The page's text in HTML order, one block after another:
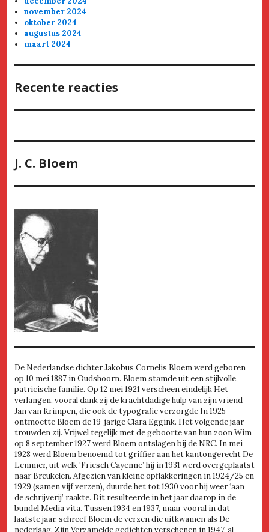
november 2024
oktober 2024
augustus 2024
maart 2024
Recente reacties
J. C. Bloem
De Nederlandse dichter Jakobus Cornelis Bloem werd geboren
op 10 mei 1887 in Oudshoorn. Bloem stamde uit een stijlvolle,
patricische familie. Op 12 mei 1921 verscheen eindelijk Het
verlangen, vooral dank zij de krachtdadige hulp van zijn vriend
Jan van Krimpen, die ook de typografie verzorgde In 1925
ontmoette Bloem de 19-jarige Clara Eggink. Het volgende jaar
trouwden zij. Vrijwel tegelijk met de geboorte van hun zoon Wim
op 8 september 1927 werd Bloem ontslagen bij de NRC. In mei
1928 werd Bloem benoemd tot griffier aan het kantongerecht De
Lemmer, uit welk ‘Friesch Cayenne’ hij in 1931 werd overgeplaatst
naar Breukelen. Afgezien van kleine opflakkeringen in 1924/25 en
1929 (samen vijf verzen), duurde het tot 1930 voor hij weer ‘aan
de schrijverij’ raakte. Dit resulteerde in het jaar daarop in de
bundel Media vita. Tussen 1934 en 1937, maar vooral in dat
laatste jaar, schreef Bloem de verzen die uitkwamen als De
nederlaag. Zijn Verzamelde gedichten verschenen in 1947, al